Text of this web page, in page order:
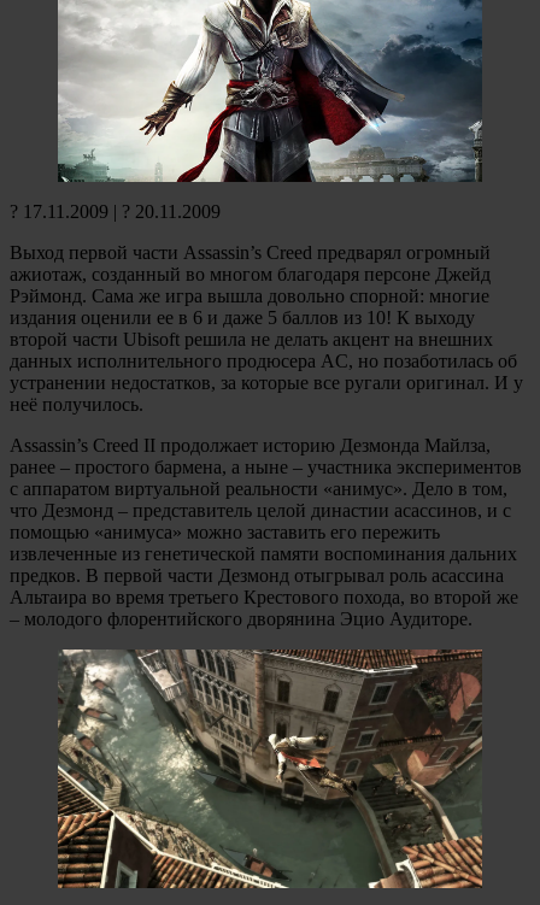
? 17.11.2009 | ? 20.11.2009
Выход первой части Assassin’s Creed предварял огромный
ажиотаж, созданный во многом благодаря персоне Джейд
Рэймонд. Сама же игра вышла довольно спорной: многие
издания оценили ее в 6 и даже 5 баллов из 10! К выходу
второй части Ubisoft решила не делать акцент на внешних
данных исполнительного продюсера AC, но позаботилась об
устранении недостатков, за которые все ругали оригинал. И у
неё получилось.
Assassin’s Creed II продолжает историю Дезмонда Майлза,
ранее – простого бармена, а ныне – участника экспериментов
с аппаратом виртуальной реальности «анимус». Дело в том,
что Дезмонд – представитель целой династии асассинов, и с
помощью «анимуса» можно заставить его пережить
извлеченные из генетической памяти воспоминания дальних
предков. В первой части Дезмонд отыгрывал роль асассина
Альтаира во время третьего Крестового похода, во второй же
– молодого флорентийского дворянина Эцио Аудиторе.